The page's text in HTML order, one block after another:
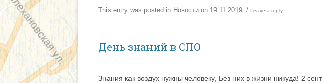
This entry was posted in Новости on 19.11.2019 / Leave a reply
День знаний в СПО
Знания как воздух нужны человеку, Без них в жизни никуда! 2